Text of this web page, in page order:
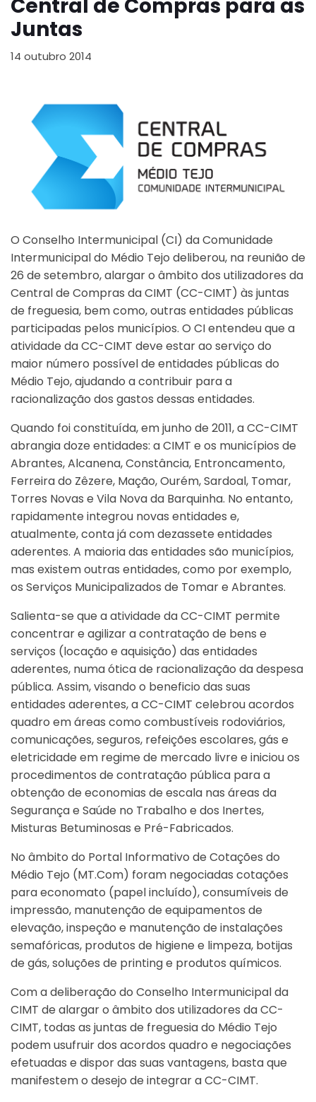
Central de Compras para as
Juntas
14 outubro 2014
O Conselho Intermunicipal (CI) da Comunidade
Intermunicipal do Médio Tejo deliberou, na reunião de
26 de setembro, alargar o âmbito dos utilizadores da
Central de Compras da CIMT (CC-CIMT) às juntas
de freguesia, bem como, outras entidades públicas
participadas pelos municípios. O CI entendeu que a
atividade da CC-CIMT deve estar ao serviço do
maior número possível de entidades públicas do
Médio Tejo, ajudando a contribuir para a
racionalização dos gastos dessas entidades.
Quando foi constituída, em junho de 2011, a CC-CIMT
abrangia doze entidades: a CIMT e os municípios de
Abrantes, Alcanena, Constância, Entroncamento,
Ferreira do Zêzere, Mação, Ourém, Sardoal, Tomar,
Torres Novas e Vila Nova da Barquinha. No entanto,
rapidamente integrou novas entidades e,
atualmente, conta já com dezassete entidades
aderentes. A maioria das entidades são municípios,
mas existem outras entidades, como por exemplo,
os Serviços Municipalizados de Tomar e Abrantes.
Salienta-se que a atividade da CC-CIMT permite
concentrar e agilizar a contratação de bens e
serviços (locação e aquisição) das entidades
aderentes, numa ótica de racionalização da despesa
pública. Assim, visando o beneficio das suas
entidades aderentes, a CC-CIMT celebrou acordos
quadro em áreas como combustíveis rodoviários,
comunicações, seguros, refeições escolares, gás e
eletricidade em regime de mercado livre e iniciou os
procedimentos de contratação pública para a
obtenção de economias de escala nas áreas da
Segurança e Saúde no Trabalho e dos Inertes,
Misturas Betuminosas e Pré-Fabricados.
No âmbito do Portal Informativo de Cotações do
Médio Tejo (MT.Com) foram negociadas cotações
para economato (papel incluído), consumíveis de
impressão, manutenção de equipamentos de
elevação, inspeção e manutenção de instalações
semafóricas, produtos de higiene e limpeza, botijas
de gás, soluções de printing e produtos químicos.
Com a deliberação do Conselho Intermunicipal da
CIMT de alargar o âmbito dos utilizadores da CC-
CIMT, todas as juntas de freguesia do Médio Tejo
podem usufruir dos acordos quadro e negociações
efetuadas e dispor das suas vantagens, basta que
manifestem o desejo de integrar a CC-CIMT.